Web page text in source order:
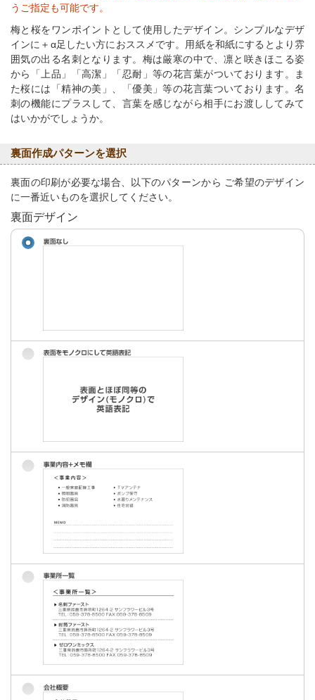
うご指定も可能です。
梅と桜をワンポイントとして使用したデザイン。シンプルなデザ
インに＋α足したい方におススメです。用紙を和紙にするとより雰
囲気の出る名刺となります。梅は厳寒の中で、凛と咲きほこる姿
から「上品」「高潔」「忍耐」等の花言葉がついております。ま
た桜には「精神の美」、「優美」等の花言葉ついております。名
刺の機能にプラスして、言葉を感じながら相手にお渡ししてみて
はいかがでしょうか。
裏面作成パターンを選択
裏面の印刷が必要な場合、以下のパターンから ご希望のデザイン
に一番近いものを選択してください。
裏面デザイン